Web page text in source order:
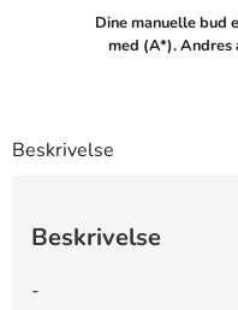
225 DKK
23384
11388 (A)
Dine manuelle bud
med (A*). Andres
Beskrivelse
Beskrivelse
-